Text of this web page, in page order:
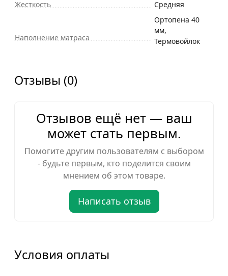
Жесткость Средняя
Наполнение матраса
Ортопена 40
мм,
Термовойлок
Отзывы (0)
Отзывов ещё нет — ваш
может стать первым.
Помогите другим пользователям с выбором
- будьте первым, кто поделится своим
мнением об этом товаре.
Написать отзыв
Условия оплаты